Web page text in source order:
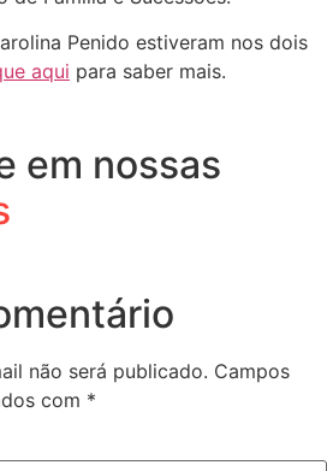
Penido estiveram nos dois
aqui para saber mais.
em nossas
não será publicado. Campos
com *